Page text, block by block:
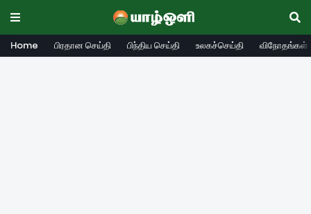
Home பிரதான செய்தி பிந்திய செய்தி உலகச்செய்தி விநோதங்கள்